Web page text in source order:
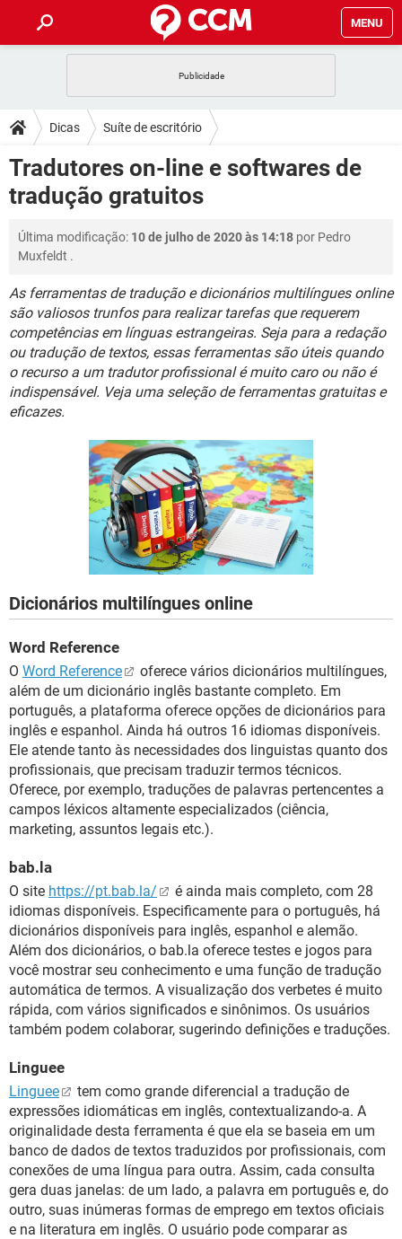
MENU
CELULAR FACEBOOK
OUTLOOK EXCEL
INSTAGRAM
DICAS
JOGOS
CELULAR FACEBOOK
INSTAGRAM GMAIL
DOWNLOADS
JOGOS
OUTLOOK
INSTAGRAM GMAIL
GUIA DE COMPRAS
FÓRUM
JOGOS WHATSAPP
OUTLOOK EXCEL
INSTAGRAM GMAIL
GUIA DE COMPRAS
GLOSSÁRIO
JOGOS WHATSAPP
CELULAR FACEBOOK
OUTLOOK EXCEL
INSTAGRAM GMAIL
GUIA DE COMPRAS
Dicas Suíte de escritório
Tradutores on-line e softwares de
tradução gratuitos
Última modificação: 10 de julho de 2020 às 14:18 por Pedro
Muxfeldt .
As ferramentas de tradução e dicionários multilíngues online
são valiosos trunfos para realizar tarefas que requerem
competências em línguas estrangeiras. Seja para a redação
ou tradução de textos, essas ferramentas são úteis quando
o recurso a um tradutor profissional é muito caro ou não é
indispensável. Veja uma seleção de ferramentas gratuitas e
eficazes.
Dicionários multilíngues online
Word Reference
O Word Reference
oferece vários dicionários multilíngues,
além de um dicionário inglês bastante completo. Em
português, a plataforma oferece opções de dicionários para
inglês e espanhol. Ainda há outros 16 idiomas disponíveis.
Ele atende tanto às necessidades dos linguistas quanto dos
profissionais, que precisam traduzir termos técnicos.
Oferece, por exemplo, traduções de palavras pertencentes a
campos léxicos altamente especializados (ciência,
marketing, assuntos legais etc.).
bab.la
O site https://pt.bab.la/
é ainda mais completo, com 28
idiomas disponíveis. Especificamente para o português, há
dicionários disponíveis para inglês, espanhol e alemão.
Além dos dicionários, o bab.la oferece testes e jogos para
você mostrar seu conhecimento e uma função de tradução
automática de termos. A visualização dos verbetes é muito
rápida, com vários significados e sinônimos. Os usuários
também podem colaborar, sugerindo definições e traduções.
Linguee
Linguee
tem como grande diferencial a tradução de
expressões idiomáticas em inglês, contextualizando-a. A
originalidade desta ferramenta é que ela se baseia em um
banco de dados de textos traduzidos por profissionais, com
conexões de uma língua para outra. Assim, cada consulta
gera duas janelas: de um lado, a palavra em português e, do
outro, suas inúmeras formas de emprego em textos oficiais
e na literatura em inglês. O usuário pode comparar as